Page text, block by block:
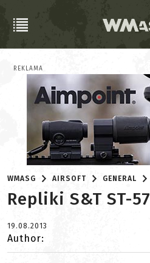
REKLAMA
WMASG AIRSOFT GENERAL
Repliki S&T ST-57
19.08.2013
Author: